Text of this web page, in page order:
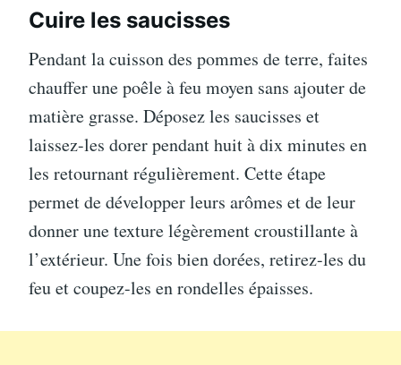
Cuire les saucisses
Pendant la cuisson des pommes de terre, faites
chauffer une poêle à feu moyen sans ajouter de
matière grasse. Déposez les saucisses et
laissez-les dorer pendant huit à dix minutes en
les retournant régulièrement. Cette étape
permet de développer leurs arômes et de leur
donner une texture légèrement croustillante à
l’extérieur. Une fois bien dorées, retirez-les du
feu et coupez-les en rondelles épaisses.